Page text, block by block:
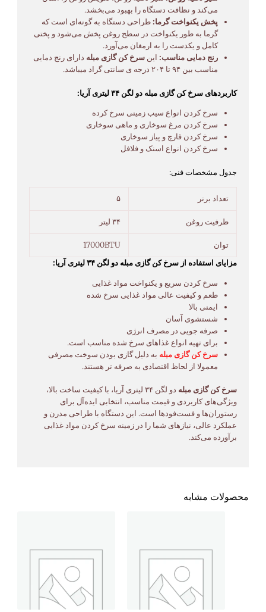
می‌کند و نظافت دستگاه را بهبود می‌بخشد.
پخش یکنواخت گرما:طراحی دستگاه به گونه‌ای است که
گرما به طور یکنواخت در سطح روغن پخش می‌شود و پختی
کامل و یکدست را به ارمغان می‌آورد.
رنج دمایی مناسب: اینسرخ کن گازی مبله دارای رنج دمایی
مناسب بین ۹۴ تا ۲۰۴ درجه ی سانتی گراد میباشد.
کاربردهای سرخ کن گازی مبله دو لگن ۳۴ لیتری آریا:
سرخ کردن انواع سیب زمینی سرخ کرده
سرخ کردن مرغ سوخاری و ماهی سوخاری
سرخ کردن قارچ و پیاز سوخاری
سرخ کردن انواع اسنک و فلافل
جدول مشخصات فنی:
تعداد برنر ۵
ظرفیت روغن ۳۴ لیتر
توان
17000BTU
مزایای استفاده از سرخ کن گازی مبله دو لگن ۳۴ لیتری آریا:
سرخ کردن سریع و یکنواخت مواد غذایی
طعم و کیفیت عالی مواد غذایی سرخ شده
ایمنی بالا
شستشوی آسان
صرفه جویی در مصرف انرژی
برای تهیه انواع غذاهای سرخ شده مناسب است.
سرخ کن گازی مبله به دلیل گازی بودن سوخت مصرفی
معمولا از لحاظ اقتصادی به صرفه تر هستند.
سرخ کن گازی مبله
دو لگن ۳۴ لیتری آریا، با کیفیت ساخت بالا،
ویژگی‌های کاربردی و قیمت مناسب، انتخابی ایده‌آل برای
رستوران‌ها و فست‌فودها است. این دستگاه با طراحی مدرن و
عملکرد عالی، نیازهای شما را در زمینه سرخ کردن مواد غذایی
برآورده می‌کند.
محصولات مشابه